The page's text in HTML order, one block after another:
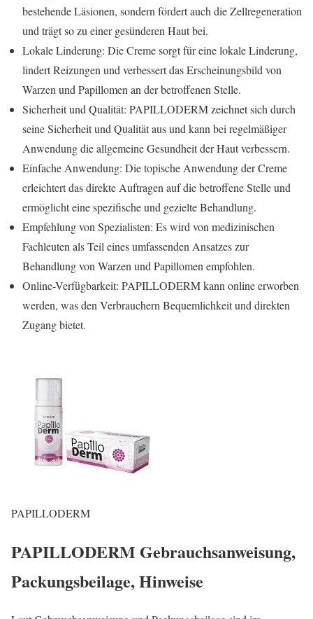
bestehende Läsionen, sondern fördert auch die Zellregeneration
und trägt so zu einer gesünderen Haut bei.
Lokale Linderung: Die Creme sorgt für eine lokale Linderung,
lindert Reizungen und verbessert das Erscheinungsbild von
Warzen und Papillomen an der betroffenen Stelle.
Sicherheit und Qualität: PAPILLODERM zeichnet sich durch
seine Sicherheit und Qualität aus und kann bei regelmäßiger
Anwendung die allgemeine Gesundheit der Haut verbessern.
Einfache Anwendung: Die topische Anwendung der Creme
erleichtert das direkte Auftragen auf die betroffene Stelle und
ermöglicht eine spezifische und gezielte Behandlung.
Empfehlung von Spezialisten: Es wird von medizinischen
Fachleuten als Teil eines umfassenden Ansatzes zur
Behandlung von Warzen und Papillomen empfohlen.
Online-Verfügbarkeit: PAPILLODERM kann online erworben
werden, was den Verbrauchern Bequemlichkeit und direkten
Zugang bietet.
PAPILLODERM
PAPILLODERM Gebrauchsanweisung,
Packungsbeilage, Hinweise